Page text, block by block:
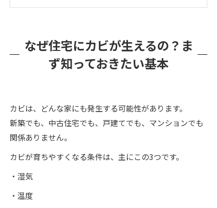
です
カビバスターズ福岡の住宅カビ対策とは？
住宅のカビ対策は「早め」がいちばん得です
まとめ
なぜ住宅にカビが生えるの？ま
ず知っておきたい基本
カビは、どんな家にも発生する可能性があります。
新築でも、中古住宅でも、戸建てでも、マンションでも
関係ありません。
カビが育ちやすくなる条件は、主にこの3つです。
・湿気
・温度